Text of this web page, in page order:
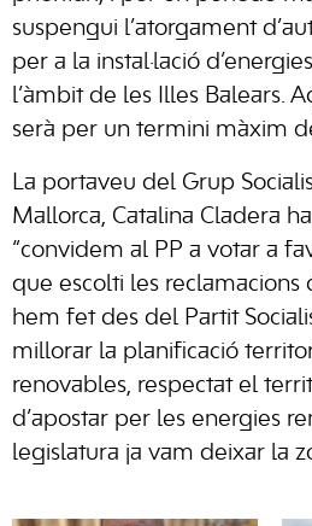
suspengui l’atorgament
per a la instal·lació
l’àmbit de les Illes Balears.
serà per un termini màxim
La portaveu del Grup
Mallorca, Catalina Cladera
“convidem al PP a votar a
que escolti les reclamacions
hem fet des del Partit
millorar la planificació
renovables, respectat el
d’apostar per les energies
legislatura ja vam deixar la